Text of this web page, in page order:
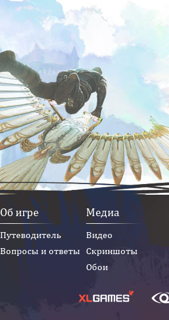
Об игре
Путеводитель
Вопросы и ответы
Медиа
Видео
Скриншоты
Обои